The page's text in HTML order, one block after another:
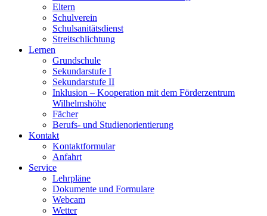
Eltern
Schulverein
Schulsanitätsdienst
Streitschlichtung
Lernen
Grundschule
Sekundarstufe I
Sekundarstufe II
Inklusion – Kooperation mit dem Förderzentrum
Wilhelmshöhe
Fächer
Berufs- und Studienorientierung
Kontakt
Kontaktformular
Anfahrt
Service
Lehrpläne
Dokumente und Formulare
Webcam
Wetter